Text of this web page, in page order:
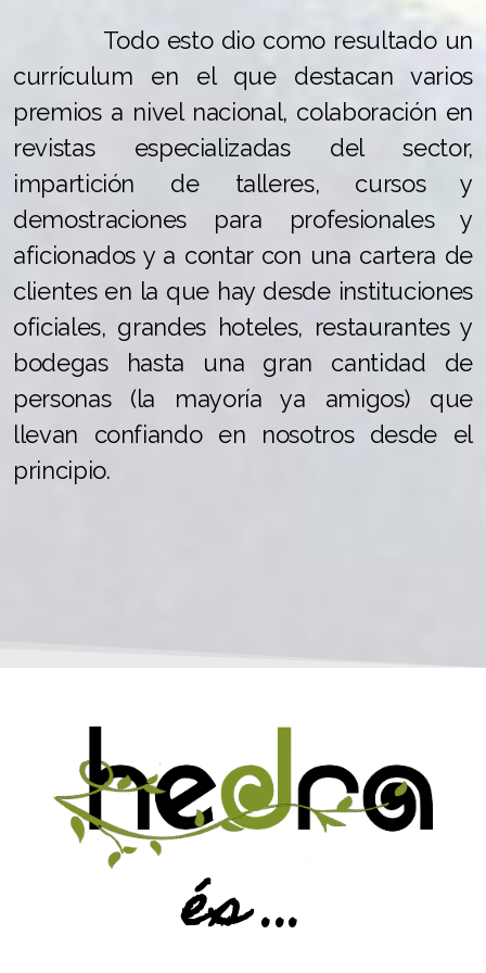
Todo esto dio como resultado un
currículum en el que destacan varios
premios a nivel nacional, colaboración en
revistas especializadas del sector,
impartición de talleres, cursos y
demostraciones para profesionales y
aficionados y a contar con una cartera de
clientes en la que hay desde instituciones
oficiales, grandes hoteles, restaurantes y
bodegas hasta una gran cantidad de
personas (la mayoría ya amigos) que
llevan confiando en nosotros desde el
principio.
és ...